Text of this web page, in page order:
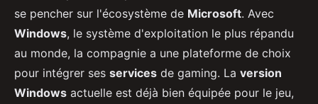
se pencher sur l'écosystème de Microsoft. Avec
Windows, le système d'exploitation le plus répandu
au monde, la compagnie a une plateforme de choix
pour intégrer ses services de gaming. La version
Windows actuelle est déjà bien équipée pour le jeu,